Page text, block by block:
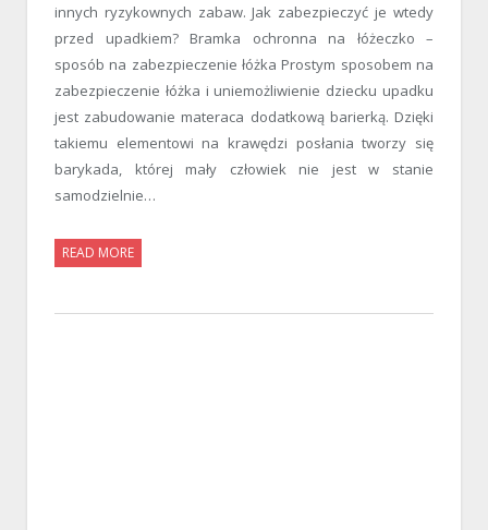
innych ryzykownych zabaw. Jak zabezpieczyć je wtedy
przed upadkiem? Bramka ochronna na łóżeczko –
sposób na zabezpieczenie łóżka Prostym sposobem na
zabezpieczenie łóżka i uniemożliwienie dziecku upadku
jest zabudowanie materaca dodatkową barierką. Dzięki
takiemu elementowi na krawędzi posłania tworzy się
barykada, której mały człowiek nie jest w stanie
samodzielnie…
READ MORE